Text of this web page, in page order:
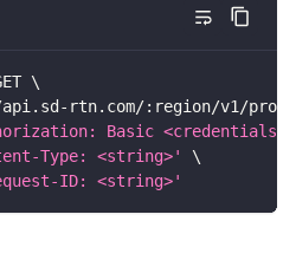
\
rtn.com/:region/v1/
Basic <credentials>'
Type: <string>'
\
ID: <string>'